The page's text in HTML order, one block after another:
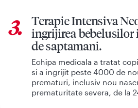
3.
Terapie Intensiva
ingrijirea bebelusilor
de saptamani.
Echipa medicala a tratat
si a ingrijit peste 4000 de
prematuri, inclusiv nou
prematuritate severa, de la